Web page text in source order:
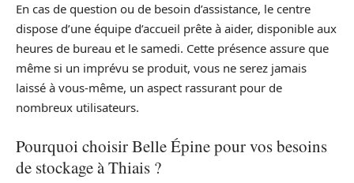
En cas de question ou de besoin d’assistance, le centre
dispose d’une équipe d’accueil prête à aider, disponible aux
heures de bureau et le samedi. Cette présence assure que
même si un imprévu se produit, vous ne serez jamais
laissé à vous-même, un aspect rassurant pour de
nombreux utilisateurs.
Pourquoi choisir Belle Épine pour vos besoins
de stockage à Thiais ?